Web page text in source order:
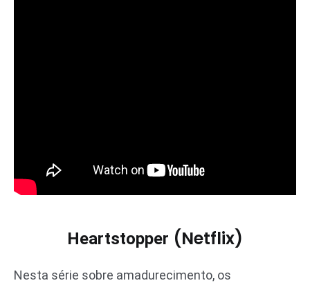
Heartstopper (Netflix)
Nesta série sobre amadurecimento, os